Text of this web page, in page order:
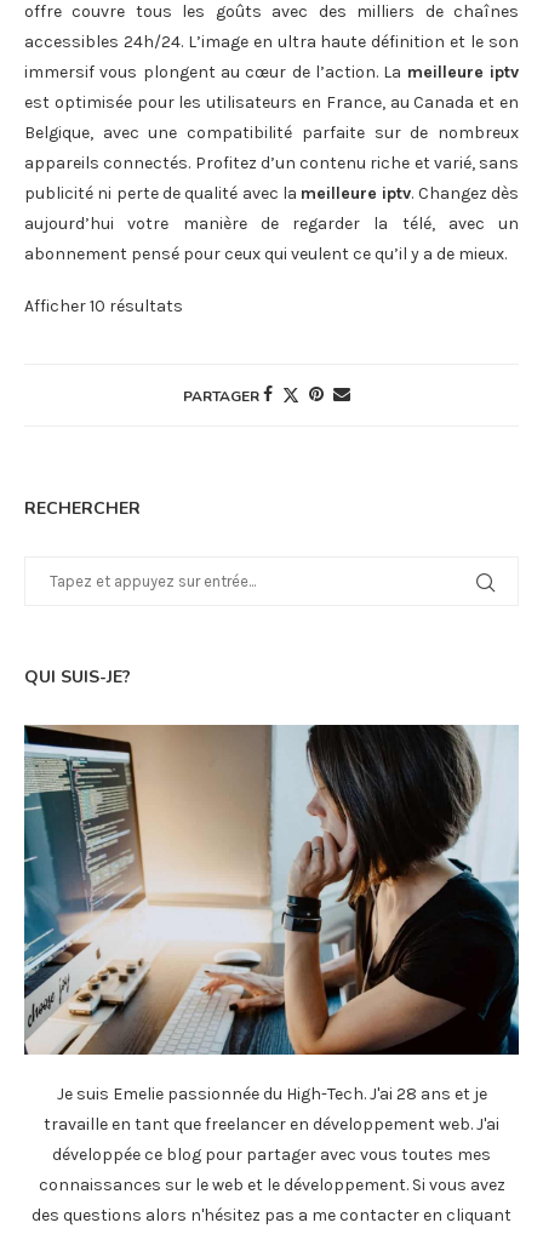
offre couvre tous les goûts avec des milliers de chaînes
accessibles 24h/24. L’image en ultra haute définition et le son
immersif vous plongent au cœur de l’action. La meilleure iptv
est optimisée pour les utilisateurs en France, au Canada et en
Belgique, avec une compatibilité parfaite sur de nombreux
appareils connectés. Profitez d’un contenu riche et varié, sans
publicité ni perte de qualité avec la meilleure iptv. Changez dès
aujourd’hui votre manière de regarder la télé, avec un
abonnement pensé pour ceux qui veulent ce qu’il y a de mieux.
Afficher 10 résultats
PARTAGER
RECHERCHER
QUI SUIS-JE?
Je suis Emelie passionnée du High-Tech. J'ai 28 ans et je
travaille en tant que freelancer en développement web. J'ai
développée ce blog pour partager avec vous toutes mes
connaissances sur le web et le développement. Si vous avez
des questions alors n'hésitez pas a me contacter en cliquant